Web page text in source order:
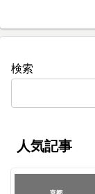
検索
人気記事